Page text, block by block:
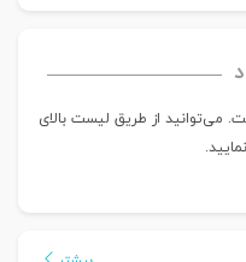
می‌توانید از طریق لیست بالای